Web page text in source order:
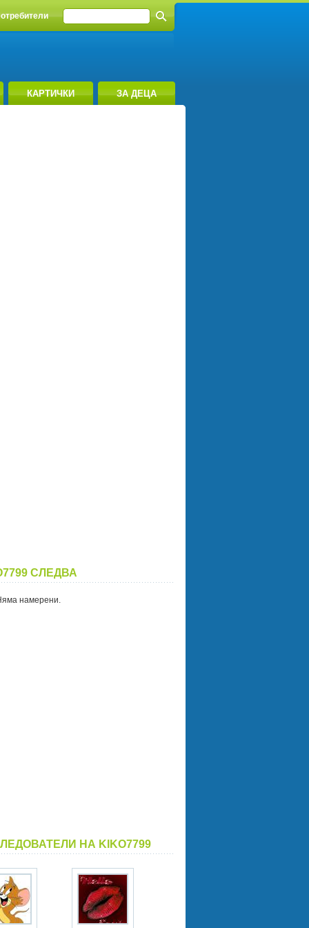
КАРТИЧКИ ЗА ДЕЦА
СЛЕДВА
намерени.
НА KIKO7799